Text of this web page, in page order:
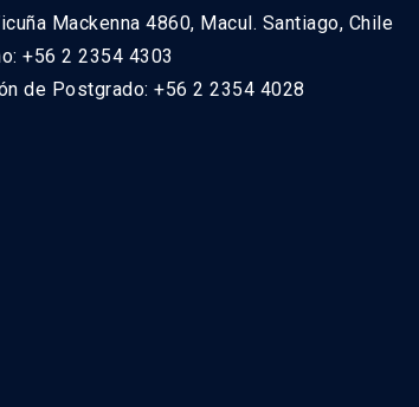
Mackenna 4860, Macul. Santiago, Chile
+56 2 2354 4303
de Postgrado: +56 2 2354 4028